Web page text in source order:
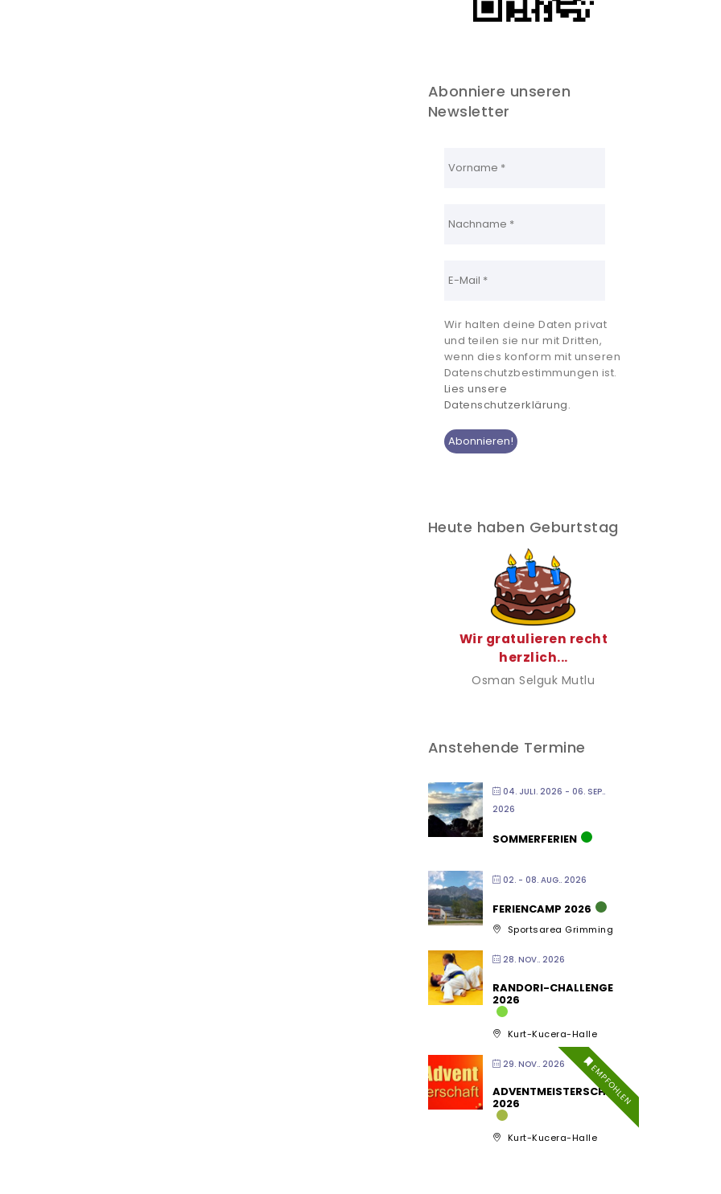
Abonniere unseren
Newsletter
Wir halten deine Daten privat
und teilen sie nur mit Dritten,
wenn dies konform mit unseren
Datenschutzbestimmungen ist.
Lies unsere
Datenschutzerklärung.
Heute haben Geburtstag
Wir gratulieren recht
herzlich...
Osman Selguk Mutlu
Anstehende Termine
04. JULI. 2026 - 06. SEP..
2026
SOMMERFERIEN
02. - 08. AUG.. 2026
FERIENCAMP 2026
Sportsarea Grimming
28. NOV.. 2026
RANDORI-CHALLENGE
2026
Kurt-Kucera-Halle
29. NOV.. 2026 EMPFOHLEN
ADVENTMEISTERSCHAFT
2026
Kurt-Kucera-Halle